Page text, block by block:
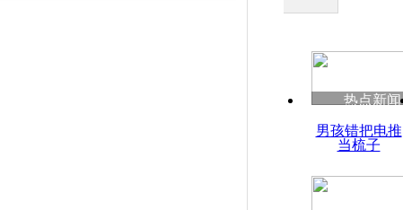
热点新闻
男孩错把电推
当梳子